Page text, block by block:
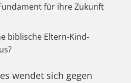
für ihre Zukunft
biblische Eltern-Kind-
wendet sich gegen